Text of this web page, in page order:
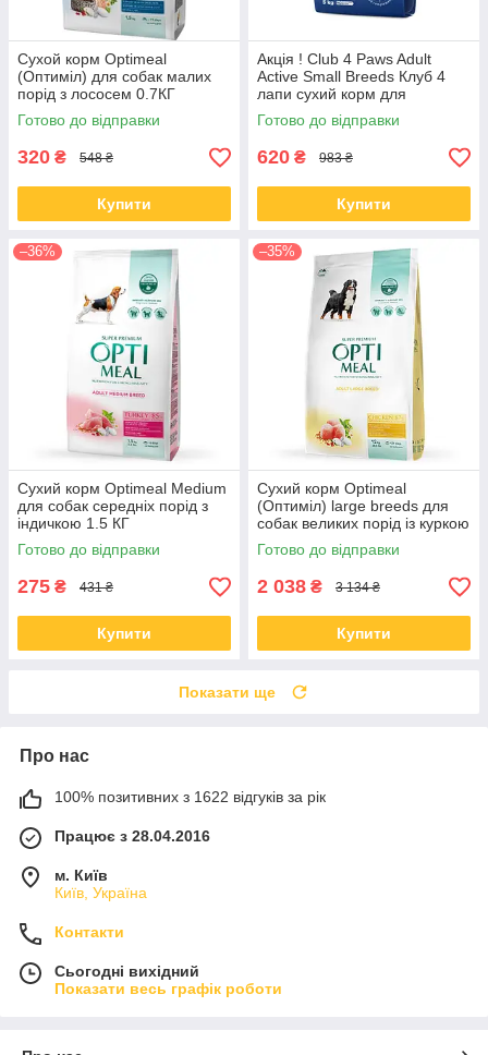
Сухой корм Optimeal
(Оптиміл) для собак малих
порід з лососем 0.7КГ
Готово до відправки
320 ₴ 548 ₴
Купити
Акція ! Club 4 Paws Adult
Active Small Breeds Клуб 4
лапи сухий корм для
активних собак малих порід,
5 кг
Готово до відправки
620 ₴ 983 ₴
Купити
–36%
Сухий корм Optimeal Medium
для собак середніх порід з
індичкою 1.5 КГ
Готово до відправки
275 ₴ 431 ₴
Купити
–35%
Сухий корм Optimeal
(Оптиміл) large breeds для
собак великих порід із куркою
12 КГ
Готово до відправки
2 038 ₴ 3 134 ₴
Купити
Показати ще
Про нас
100% позитивних з 1622 відгуків за рік
Працює з 28.04.2016
м. Київ
Київ, Україна
Контакти
Сьогодні вихідний
Показати весь графік роботи